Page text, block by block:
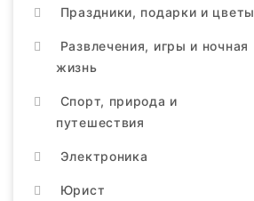
Праздники, подарки и цветы
Развлечения, игры и ночная
жизнь
Спорт, природа и
путешествия
Электроника
Юрист